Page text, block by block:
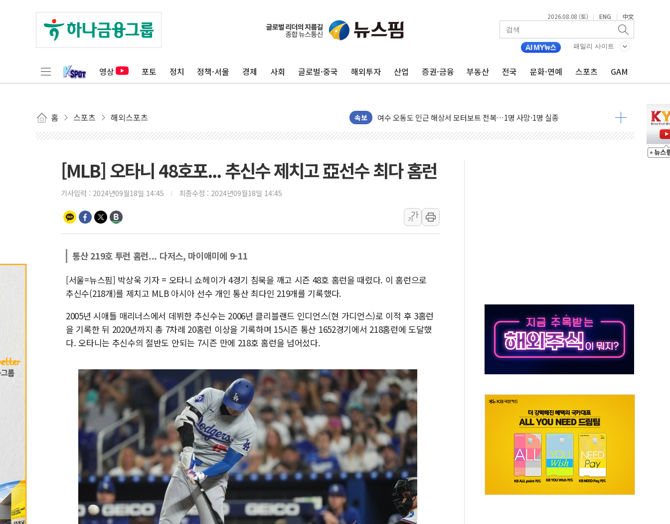
2026.08.08 (토) | ENG | 中文
패밀리 사이트
영상 포토 정치 정책·서울 경제 사회 글로벌·중국 해외투자 산업 증권·금융 부동산 전국 문화·연예 스포츠 GAM
홈 스포츠 해외스포츠 속보
서울 중랑구 주택가서 흉기 난동…60대 남성 2명 숨져
추미애, '위안부' 피해자 기림의 날 참석..."국제적 시민 연대로 목소리 내야"
인천 선재도 갯벌서 해루질 중 실종 60대 나흘만에 숨진 채 발견
'화합' 꺼낸 김민석에 '뻔뻔' 받아친 정청래…제주 연설서 신경전 고조
李대통령, ISA 개편 재검토 지시…與 "적극 환영"·野 "졸속 국정"
연일 폭염에 온열질환 사망 23명…정부, 비상대응기구 가동
中 전방위 아파트 부양, 수도 베이징도 부동산 규제 철폐
청양 밭에서 일하던 90대 숨져…온열질환 여부 조사
李대통령, 'ISA·주가누르기 방지법' 전면 재검토 지시
'호우 특보' 경북 울진 시간당 20~30mm 강한 비...가뭄 해소될 듯
주말 무더위·열대야 지속…내륙 곳곳 소나기
오세훈 "용산공원 주택 검토, 민주당 스스로 원칙 뒤집는 것"
[MLB] 오타니 48호포... 추신수 제치고 亞선수 최다 홈런
기사입력 : 2024년09월18일 14:45 최종수정 : 2024년09월18일 14:45
가
가
통산 219호 투런 홈런... 다저스, 마이애미에 9-11
[서울=뉴스핌] 박상욱 기자 = 오타니 쇼헤이가 4경기 침묵을 깨고 시즌 48호 홈런을 때렸다. 이 홈런으로
추신수(218개)를 제치고 MLB 아시아 선수 개인 통산 최다인 219개를 기록했다.
2005년 시애틀 매리너스에서 데뷔한 추신수는 2006년 클리블랜드 인디언스(현 가디언스)로 이적 후 3홈런
을 기록한 뒤 2020년까지 총 7차례 20홈런 이상을 기록하며 15시즌 통산 1652경기에서 218홈런에 도달했
다. 오타니는 추신수의 절반도 안되는 7시즌 만에 218호 홈런을 넘어섰다.